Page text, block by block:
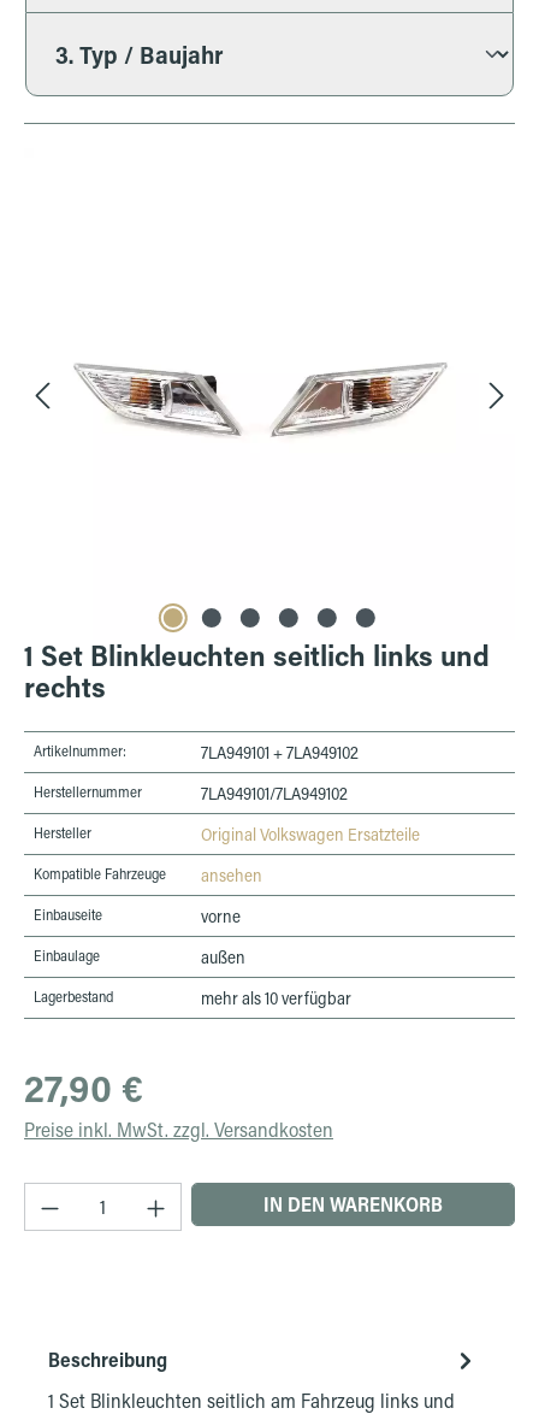
1 Set Blinkleuchten seitlich links und
rechts
Artikelnummer: 7LA949101 + 7LA949102
Herstellernummer 7LA949101/7LA949102
Hersteller Original Volkswagen Ersatzteile
Kompatible Fahrzeuge ansehen
Einbauseite vorne
Einbaulage außen
Lagerbestand mehr als 10 verfügbar
Regulärer Preis:
27,90 €
Preise inkl. MwSt. zzgl. Versandkosten
Produkt Anzahl: Gib den gewünschten Wert
IN DEN WARENKORB
Beschreibung
1 Set Blinkleuchten seitlich am Fahrzeug links und